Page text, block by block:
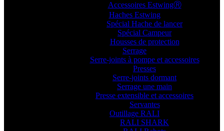
Accessoires EstwingⓇ
Haches Estwing
Spécial Hache de lancer
Spécial Campeur
Housses de protection
Serrage
Serre-joints à pompe et accessoires
Presses
Serre-joints dormant
Serrage une main
Presse extensible et accessoires
Servantes
Outillage RALI
RALI SHARK